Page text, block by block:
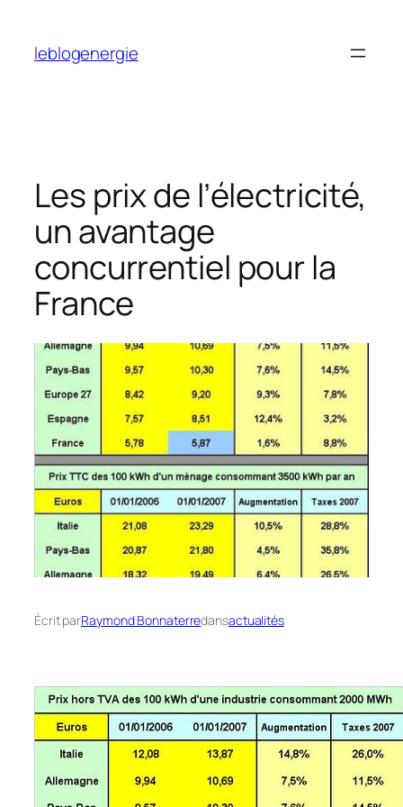
contenu
leblogenergie
Les prix de l’électricité,
un avantage
concurrentiel pour la
France
Écrit parRaymond Bonnaterredansactualités